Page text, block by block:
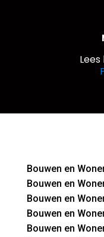
Bouwen en
Bouwen en
Bouwen en
Bouwen en
Bouwen en